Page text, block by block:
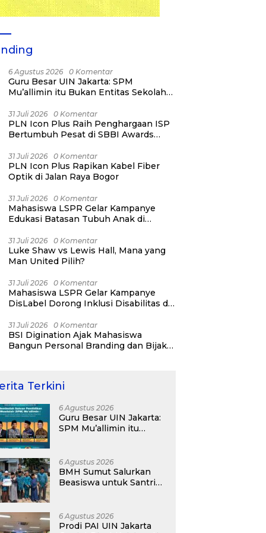
6 Agustus 2026 0 Komentar
Guru Besar UIN Jakarta: SPM
Mu’allimin itu Bukan Entitas Sekolah
31 Juli 2026 0 Komentar
PLN Icon Plus Raih Penghargaan ISP
Bertumbuh Pesat di SBBI Awards
31 Juli 2026 0 Komentar
PLN Icon Plus Rapikan Kabel Fiber
Optik di Jalan Raya Bogor
31 Juli 2026 0 Komentar
Mahasiswa LSPR Gelar Kampanye
Edukasi Batasan Tubuh Anak di
31 Juli 2026 0 Komentar
Luke Shaw vs Lewis Hall, Mana yang
Man United Pilih?
31 Juli 2026 0 Komentar
Mahasiswa LSPR Gelar Kampanye
DisLabel Dorong Inklusi Disabilitas di
31 Juli 2026 0 Komentar
BSI Digination Ajak Mahasiswa
Bangun Personal Branding dan Bijak
Terkini
6 Agustus 2026
Guru Besar UIN Jakarta:
SPM Mu’allimin itu
6 Agustus 2026
BMH Sumut Salurkan
Beasiswa untuk Santri
6 Agustus 2026
Prodi PAI UIN Jakarta